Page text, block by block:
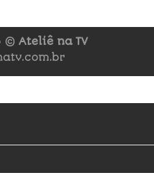
© Ateliê na TV